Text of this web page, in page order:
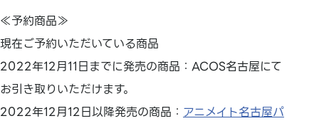
≪予約商品≫
現在ご予約いただいている商品
2022年12月11日までに発売の商品：ACOS名古屋にて
お引き取りいただけます。
2022年12月12日以降発売の商品： アニメイト名古屋パ